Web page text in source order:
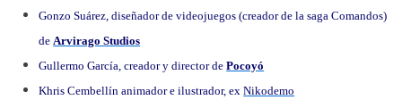
Gonzo Suárez, diseñador de videojuegos (creador de la saga Comandos)
deArvirago Studios
Gullermo García, creador y director dePocoyó
Khris Cembellín animador e ilustrador, exNikodemo